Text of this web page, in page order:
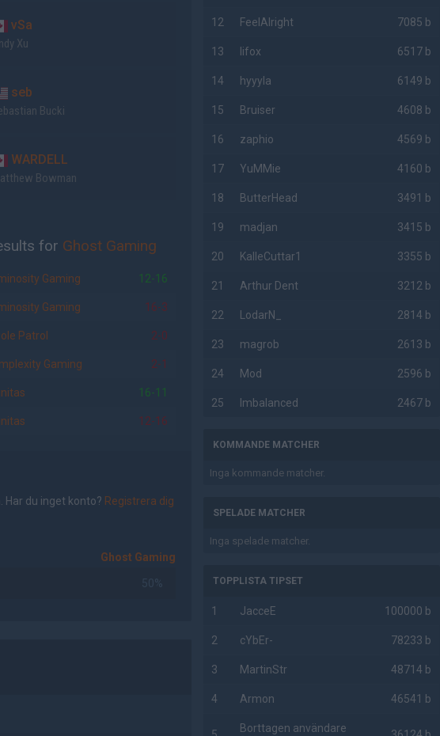
vSa
Xu
seb
Bucki
WARDELL
Bowman
for Ghost Gaming
Gaming 12-16
Gaming 16-3
Patrol 2-0
Gaming 2-1
16-11
12-16
Har du inget konto? Registrera dig
Ghost Gaming
50%
12 FeelAlright 7085 b
13 lifox 6517 b
14 hyyyla 6149 b
15 Bruiser 4608 b
16 zaphio 4569 b
17 YuMMie 4160 b
18 ButterHead 3491 b
19 madjan 3415 b
20 KalleCuttar1 3355 b
21 Arthur Dent 3212 b
22 LodarN_ 2814 b
23 magrob 2613 b
24 Mod 2596 b
25 Imbalanced 2467 b
KOMMANDE MATCHER
Inga kommande matcher.
SPELADE MATCHER
Inga spelade matcher.
TOPPLISTA TIPSET
1 JacceE 100000 b
2 cYbEr- 78233 b
3 MartinStr 48714 b
4 Armon 46541 b
Borttagen användare